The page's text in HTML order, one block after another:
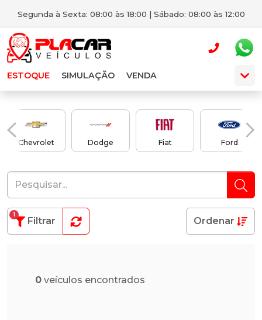
Segunda à Sexta: 08:00 às 18:00 | Sábado: 08:00 às 12:00
ESTOQUE SIMULAÇÃO VENDA
Chevrolet Dodge Fiat Ford
Filtrar
1
Ordenar
0 veículos encontrados